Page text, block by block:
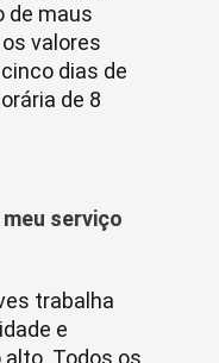
de maus
valores
dias de
de 8
serviço
trabalha
e
Todos os